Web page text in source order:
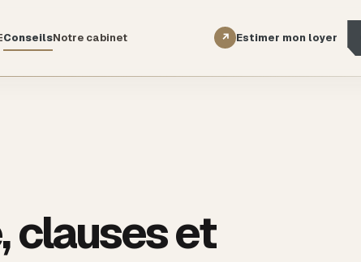
ConseilsNotre cabinet ↗ Estimer mon loyer
clauses et